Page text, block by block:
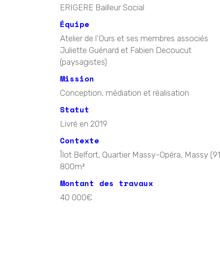
ERIGERE Bailleur Social
Équipe
Atelier de l’Ours et ses membres associés
Juliette Guénard et Fabien Decoucut
(paysagistes)
Mission
Conception, médiation et réalisation
Statut
Livré en 2019
Contexte
Îlot Belfort, Quartier Massy-Opéra, Massy
800m²
Montant des travaux
40 000€